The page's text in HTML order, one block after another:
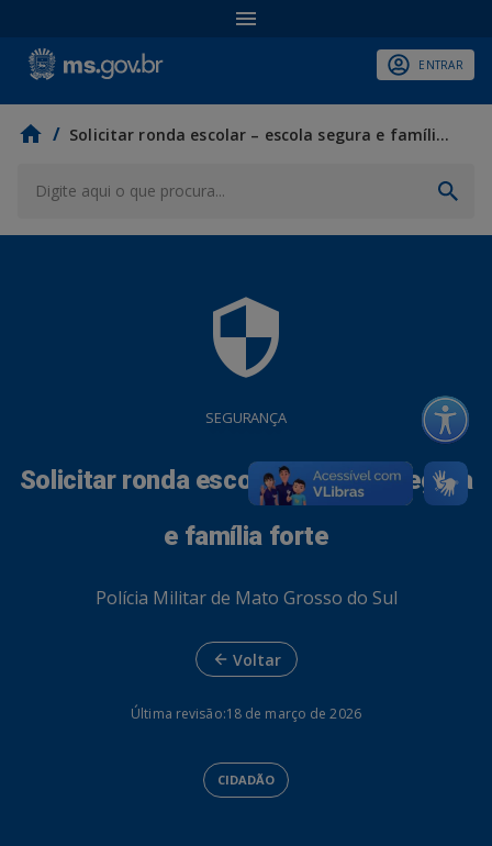
ENTRAR
/ Solicitar ronda escolar – escola segura e família forte
SEGURANÇA
Solicitar ronda escolar – escola segura
e família forte
Polícia Militar de Mato Grosso do Sul
Voltar
Última revisão:18 de março de 2026
CIDADÃO
security